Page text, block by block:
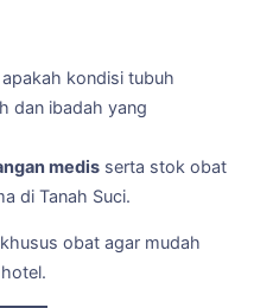
kondisi tubuh
dan ibadah yang
medis serta stok obat
di Tanah Suci.
obat agar mudah